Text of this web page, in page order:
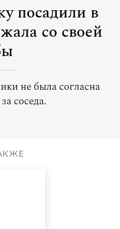
посадили в
со своей
не была согласна
соседа.